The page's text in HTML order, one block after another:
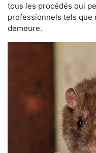
tous les procédés qui
professionnels tels que
demeure.